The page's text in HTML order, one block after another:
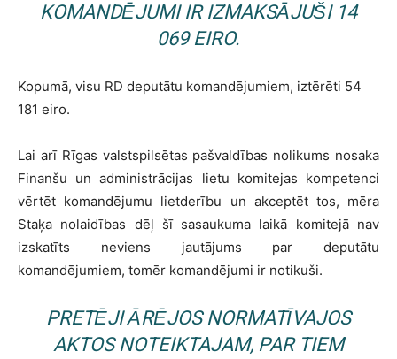
KOMANDĒJUMI IR IZMAKSĀJUŠI 14
069 EIRO.
Kopumā, visu RD deputātu komandējumiem, iztērēti 54
181 eiro.
Lai arī Rīgas valstspilsētas pašvaldības nolikums nosaka
Finanšu un administrācijas lietu komitejas kompetenci
vērtēt komandējumu lietderību un akceptēt tos, mēra
Staķa nolaidības dēļ šī sasaukuma laikā komitejā nav
izskatīts neviens jautājums par deputātu
komandējumiem, tomēr komandējumi ir notikuši.
PRETĒJI ĀRĒJOS NORMATĪVAJOS
AKTOS NOTEIKTAJAM, PAR TIEM